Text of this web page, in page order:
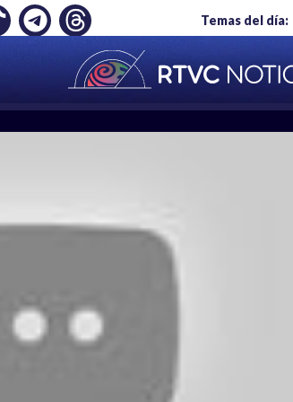
Temas del día:
UN CRIMEN": CARTA DE BETO CORAL